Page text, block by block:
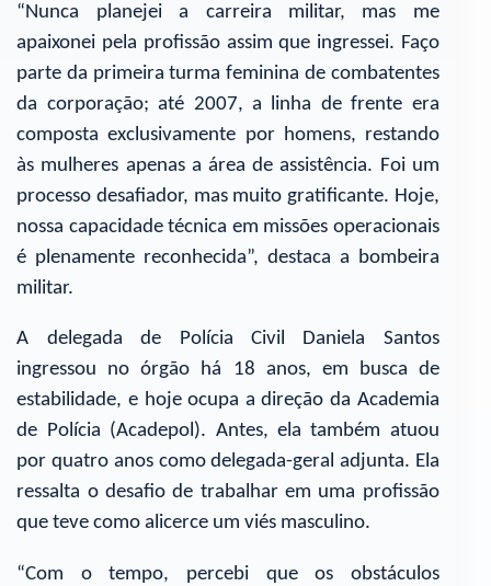
“Nunca planejei a carreira militar, mas me
apaixonei pela profissão assim que ingressei. Faço
parte da primeira turma feminina de combatentes
da corporação; até 2007, a linha de frente era
composta exclusivamente por homens, restando
às mulheres apenas a área de assistência. Foi um
processo desafiador, mas muito gratificante. Hoje,
nossa capacidade técnica em missões operacionais
é plenamente reconhecida”, destaca a bombeira
militar.
A delegada de Polícia Civil Daniela Santos
ingressou no órgão há 18 anos, em busca de
estabilidade, e hoje ocupa a direção da Academia
de Polícia (Acadepol). Antes, ela também atuou
por quatro anos como delegada-geral adjunta. Ela
ressalta o desafio de trabalhar em uma profissão
que teve como alicerce um viés masculino.
“Com o tempo, percebi que os obstáculos